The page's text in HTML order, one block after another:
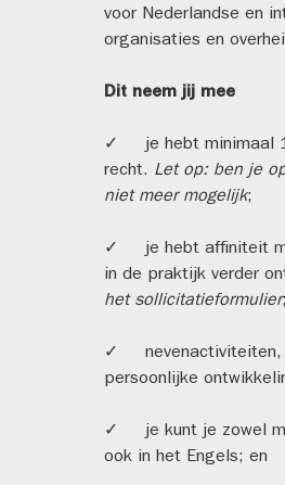
voor Nederlandse en
organisaties en
Dit neem jij mee
✓ je hebt minimaal
recht. Let op: ben je
niet meer mogelijk;
✓ je hebt affiniteit
in de praktijk verder
het sollicitatieformulier;
✓ nevenactiviteiten,
persoonlijke
✓ je kunt je zowel
ook in het Engels; en